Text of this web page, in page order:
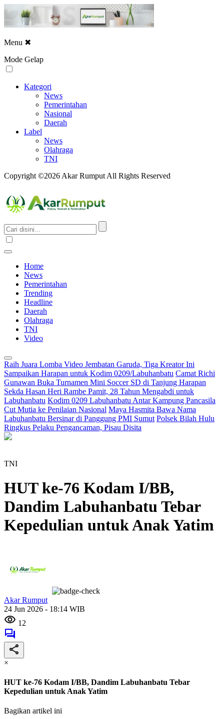
Menu ✖
Mode Gelap
Kategori
News
Pemerintahan
Nasional
Daerah
Label
News
Olahraga
TNI
Copyright ©2026 Akar Rumput All Rights Reserved
Home
News
Pemerintahan
Trending
Headline
Daerah
Olahraga
TNI
Video
Raih Juara Lomba Video Jembatan Garuda, Tiga Kreator Ini
Sampaikan Harapan untuk Kodim 0209/Labuhanbatu Camat Richi
Gunawan Buka Turnamen Mini Soccer SD di Tanjung Harapan
Sekda Hasan Heri Rambe Pamit, 28 Tahun Mengabdi untuk
Labuhanbatu Kodim 0209 Labuhanbatu Antar Kampung Pancasila
Cut Mutia ke Penilaian Nasional Maya Hasmita Bawa Nama
Labuhanbatu Bersinar di Panggung PMI Sumut Polsek Bilah Hulu
Ringkus Pelaku Pengancaman, Pisau Disita
TNI
HUT ke-76 Kodam I/BB,
Dandim Labuhanbatu Tebar
Kepedulian untuk Anak Yatim
Akar Rumput
24 Jun 2026 - 18:14 WIB
12
×
HUT ke-76 Kodam I/BB, Dandim Labuhanbatu Tebar
Kepedulian untuk Anak Yatim
Bagikan artikel ini